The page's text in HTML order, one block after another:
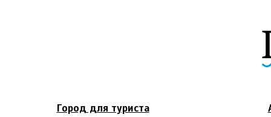
Город для туриста